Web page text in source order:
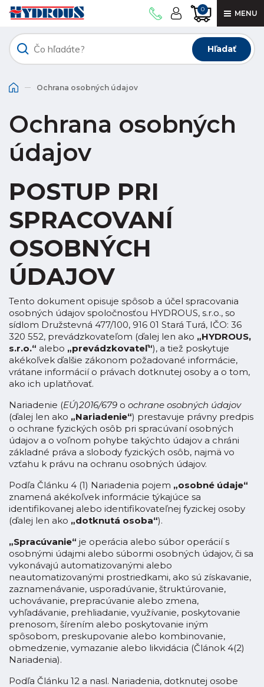
0 MENU
Hľadať
Ochrana osobných údajov
Ochrana osobných
údajov
POSTUP PRI
SPRACOVANÍ
OSOBNÝCH
ÚDAJOV
Tento dokument opisuje spôsob a účel spracovania
osobných údajov spoločnosťou HYDROUS, s.r.o., so
sídlom Družstevná 477/100, 916 01 Stará Turá, IČO: 36
320 552, prevádzkovateľom (ďalej len ako „HYDROUS,
s.r.o.“ alebo „prevádzkovateľ“), a tiež poskytuje
akékoľvek ďalšie zákonom požadované informácie,
vrátane informácií o právach dotknutej osoby a o tom,
ako ich uplatňovať.
Nariadenie (EÚ)2016/679 o ochrane osobných údajov
(ďalej len ako „Nariadenie“) prestavuje právny predpis
o ochrane fyzických osôb pri spracúvaní osobných
údajov a o voľnom pohybe takýchto údajov a chráni
základné práva a slobody fyzických osôb, najmä vo
vzťahu k právu na ochranu osobných údajov.
Podľa Článku 4 (1) Nariadenia pojem „osobné údaje“
znamená akékoľvek informácie týkajúce sa
identifikovanej alebo identifikovateľnej fyzickej osoby
(ďalej len ako „dotknutá osoba“).
„Spracúvanie“ je operácia alebo súbor operácií s
osobnými údajmi alebo súbormi osobných údajov, či sa
vykonávajú automatizovanými alebo
neautomatizovanými prostriedkami, ako sú získavanie,
zaznamenávanie, usporadúvanie, štruktúrovanie,
uchovávanie, prepracúvanie alebo zmena,
vyhľadávanie, prehliadanie, využívanie, poskytovanie
prenosom, šírením alebo poskytovanie iným
spôsobom, preskupovanie alebo kombinovanie,
obmedzenie, vymazanie alebo likvidácia (Článok 4(2)
Nariadenia).
Podľa Článku 12 a nasl. Nariadenia, dotknutej osobe